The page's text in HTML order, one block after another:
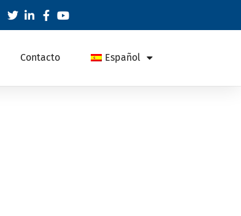
Contacto Español